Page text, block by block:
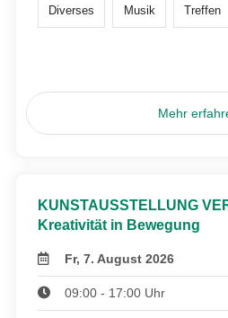
Diverses Musik Treffen
Mehr
KUNSTAUSSTELLUNG
Kreativität in Bewegung
Fr, 7. August 2026
09:00 - 17:00 Uhr